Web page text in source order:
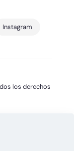
Instagram
los derechos